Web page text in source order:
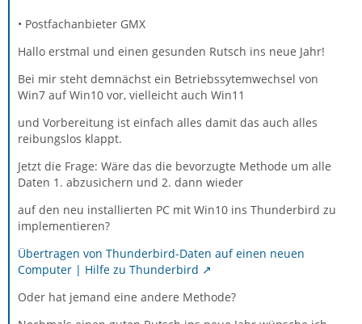
• Postfachanbieter GMX
Hallo erstmal und einen gesunden Rutsch ins neue Jahr!
Bei mir steht demnächst ein Betriebssytemwechsel von
Win7 auf Win10 vor, vielleicht auch Win11
und Vorbereitung ist einfach alles damit das auch alles
reibungslos klappt.
Jetzt die Frage: Wäre das die bevorzugte Methode um alle
Daten 1. abzusichern und 2. dann wieder
auf den neu installierten PC mit Win10 ins Thunderbird zu
implementieren?
Übertragen von Thunderbird-Daten auf einen neuen
Computer | Hilfe zu Thunderbird
Oder hat jemand eine andere Methode?